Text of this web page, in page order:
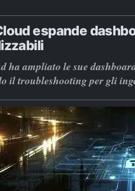
espande
ha ampliato le sue
il troubleshooting per gli